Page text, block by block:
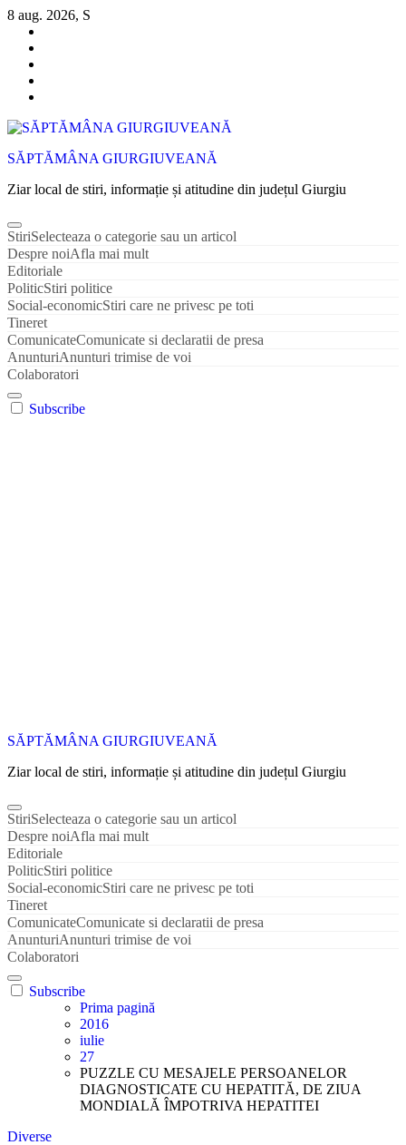
Sari
conținut
8 aug. 2026, S
SĂPTĂMÂNA GIURGIUVEANĂ
Ziar local de stiri, informație și atitudine din județul Giurgiu
StiriSelecteaza o categorie sau un articol
Despre noiAfla mai mult
Editoriale
PoliticStiri politice
Social-economicStiri care ne privesc pe toti
Tineret
ComunicateComunicate si declaratii de presa
AnunturiAnunturi trimise de voi
Colaboratori
Subscribe
SĂPTĂMÂNA GIURGIUVEANĂ
Ziar local de stiri, informație și atitudine din județul Giurgiu
StiriSelecteaza o categorie sau un articol
Despre noiAfla mai mult
Editoriale
PoliticStiri politice
Social-economicStiri care ne privesc pe toti
Tineret
ComunicateComunicate si declaratii de presa
AnunturiAnunturi trimise de voi
Colaboratori
Subscribe
Prima pagină
2016
iulie
27
PUZZLE CU MESAJELE PERSOANELOR
DIAGNOSTICATE CU HEPATITĂ, DE ZIUA
MONDIALĂ ÎMPOTRIVA HEPATITEI
Diverse